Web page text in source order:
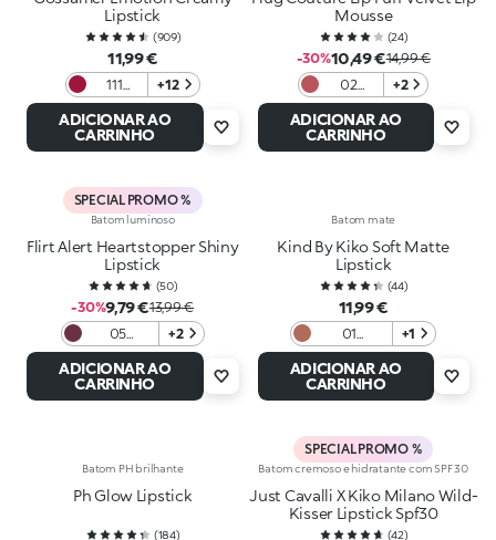
Lipstick
(909)
11,99 €
111
Sangria
+12
ADICIONAR AO
CARRINHO
Mousse
(24)
-30%10,49 €14,99 €
02
Moussy
Jam
+2
ADICIONAR AO
CARRINHO
SPECIAL PROMO %
Batom luminoso
Flirt Alert Heartstopper Shiny
Lipstick
(50)
-30%9,79 €13,99 €
05
Burgundy
Babe
+2
ADICIONAR AO
CARRINHO
Batom mate
Kind By Kiko Soft Matte
Lipstick
(44)
11,99 €
01
Woodland
+1
ADICIONAR AO
CARRINHO
Batom PH brilhante
Ph Glow Lipstick
(184)
SPECIAL PROMO %
Batom cremoso e hidratante com SPF 30
Just Cavalli X Kiko Milano Wild-
Kisser Lipstick Spf30
(42)